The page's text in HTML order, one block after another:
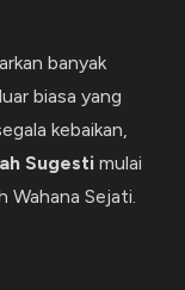
banyak
biasa yang
kebaikan,
Sugesti mulai
Wahana Sejati.